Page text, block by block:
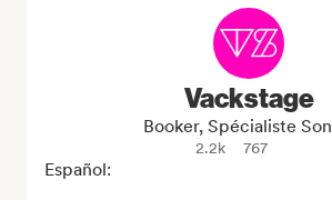
Vackstage
Booker, Spécialiste Son
2.2k 767
Español: